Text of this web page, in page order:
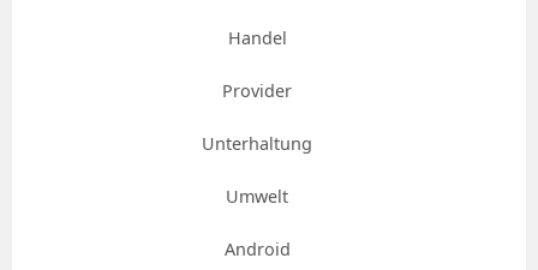
Handel
Provider
Unterhaltung
Umwelt
Android